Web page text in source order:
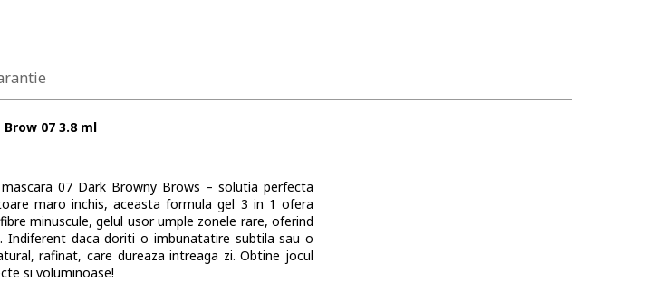
07 3.8 ml
07 Dark Browny Brows – solutia perfecta
maro inchis, aceasta formula gel 3 in 1 ofera
minuscule, gelul usor umple zonele rare, oferind
Indiferent daca doriti o imbunatatire subtila sau o
rafinat, care dureaza intreaga zi. Obtine jocul
si voluminoase!